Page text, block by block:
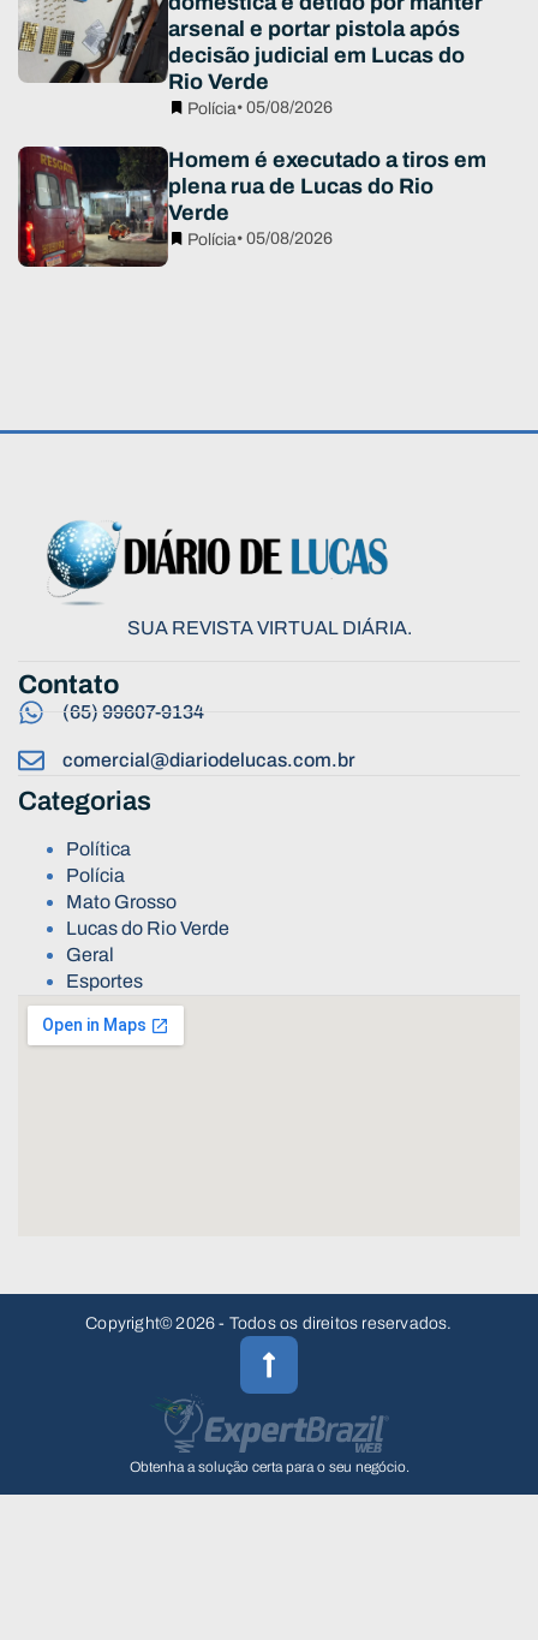
arsenal e portar pistola após
decisão judicial em Lucas do
Rio Verde
Polícia• 05/08/2026
Homem é executado a tiros em
plena rua de Lucas do Rio
Verde
Polícia• 05/08/2026
SUA REVISTA VIRTUAL DIÁRIA.
Contato
(65) 99607-9134
comercial@diariodelucas.com.br
Categorias
Política
Polícia
Mato Grosso
Lucas do Rio Verde
Geral
Esportes
Copyright© 2026 - Todos os direitos reservados.
Obtenha a solução certa para o seu negócio.